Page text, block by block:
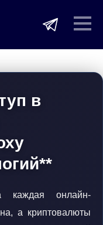
в
каждая онлайн-
а криптовалюты